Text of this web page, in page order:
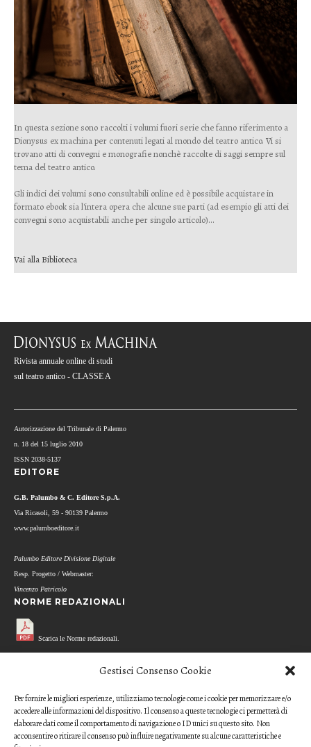
Gestisci Consenso Cookie
Per fornire le migliori esperienze, utilizziamo tecnologie come i cookie per memorizzare e/o
accedere alle informazioni del dispositivo. Il consenso a queste tecnologie ci permetterà di
elaborare dati come il comportamento di navigazione o ID unici su questo sito. Non
acconsentire o ritirare il consenso può influire negativamente su alcune caratteristiche e
In questa sezione sono raccolti i volumi fuori serie che fanno riferimento a
Dionysus ex machina per contenuti legati al mondo del teatro antico. Vi si
trovano atti di convegni e monografie nonchè raccolte di saggi sempre sul
tema del teatro antico.
Gli indici dei volumi sono consultabili online ed è possibile acquistare in
formato ebook sia l'intera opera che alcune sue parti (ad esempio gli atti dei
convegni sono acquistabili anche per singolo articolo)...
Vai alla Biblioteca
Rivista annuale online di studi
sul teatro antico - CLASSE A
Autorizzazione del Tribunale di Palermo
n. 18 del 15 luglio 2010
ISSN 2038-5137
EDITORE
G.B. Palumbo & C. Editore S.p.A.
Via Ricasoli, 59 - 90139 Palermo
www.palumboeditore.it
Palumbo Editore Divisione Digitale
Resp. Progetto / Webmaster:
Vincenzo Patricolo
NORME REDAZIONALI
Scarica le Norme redazionali.
MODELLO REFEREE
Scarica il questionario di valutazione
(modello per i referee)